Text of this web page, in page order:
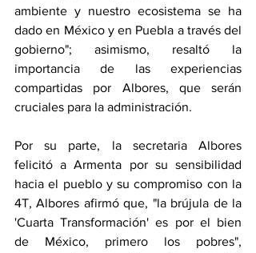
ambiente y nuestro ecosistema se ha
dado en México y en Puebla a través del
gobierno"; asimismo, resaltó la
importancia de las experiencias
compartidas por Albores, que serán
cruciales para la administración.
Por su parte, la secretaria Albores
felicitó a Armenta por su sensibilidad
hacia el pueblo y su compromiso con la
4T, Albores afirmó que, "la brújula de la
'Cuarta Transformación' es por el bien
de México, primero los pobres",